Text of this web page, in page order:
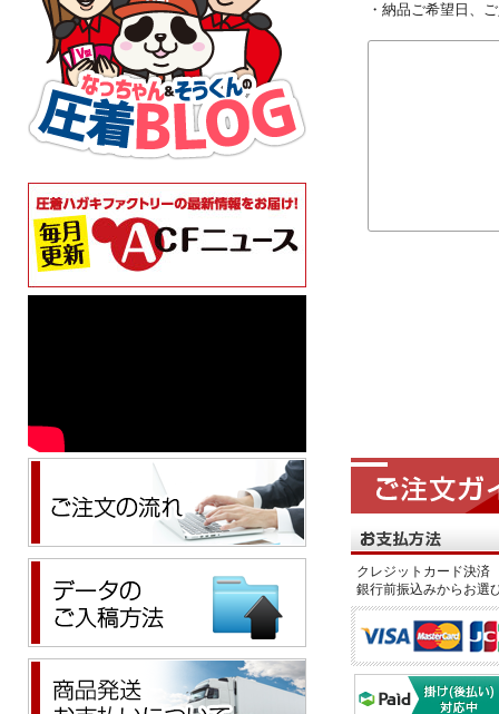
・納品ご希望日、
クレジットカード決
銀行前振込みからお選